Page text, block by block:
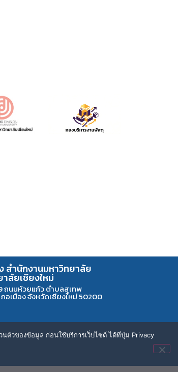
สำนักงานมหาวิทยาลัย
ลัยเชียงใหม่
ถนนห้วยแก้ว ตำบลสุเทพ
ภอเมือง จังหวัดเชียงใหม่ 50200
ตัวของข้อมูล ก่อนใช้บริการเว็บไซต์ ได้ที่ปุ่ม Privacy